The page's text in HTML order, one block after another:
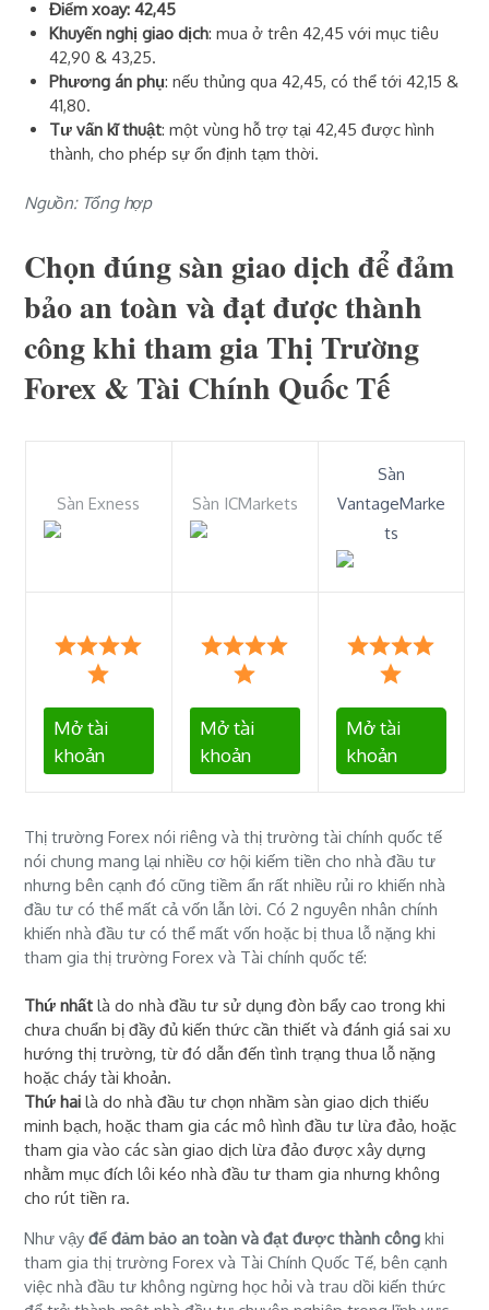
Điểm xoay: 42,45
Khuyến nghị giao dịch: mua ở trên 42,45 với mục tiêu
42,90 & 43,25.
Phương án phụ: nếu thủng qua 42,45, có thể tới 42,15 &
41,80.
Tư vấn kĩ thuật: một vùng hỗ trợ tại 42,45 được hình
thành, cho phép sự ổn định tạm thời.
Nguồn: Tổng hợp
Chọn đúng sàn giao dịch để đảm
bảo an toàn và đạt được thành
công khi tham gia Thị Trường
Forex & Tài Chính Quốc Tế
Sàn Exness Sàn ICMarkets
Sàn
VantageMarke
ts
Mở tài
khoản
Mở tài
khoản
Mở tài
khoản
Thị trường Forex nói riêng và thị trường tài chính quốc tế
nói chung mang lại nhiều cơ hội kiếm tiền cho nhà đầu tư
nhưng bên cạnh đó cũng tiềm ẩn rất nhiều rủi ro khiến nhà
đầu tư có thể mất cả vốn lẫn lời. Có 2 nguyên nhân chính
khiến nhà đầu tư có thể mất vốn hoặc bị thua lỗ nặng khi
tham gia thị trường Forex và Tài chính quốc tế:
Thứ nhất là do nhà đầu tư sử dụng đòn bẩy cao trong khi
chưa chuẩn bị đầy đủ kiến thức cần thiết và đánh giá sai xu
hướng thị trường, từ đó dẫn đến tình trạng thua lỗ nặng
hoặc cháy tài khoản.
Thứ hai là do nhà đầu tư chọn nhầm sàn giao dịch thiếu
minh bạch, hoặc tham gia các mô hình đầu tư lừa đảo, hoặc
tham gia vào các sàn giao dịch lừa đảo được xây dựng
nhằm mục đích lôi kéo nhà đầu tư tham gia nhưng không
cho rút tiền ra.
Như vậyđể đảm bảo an toàn và đạt được thành công khi
tham gia thị trường Forex và Tài Chính Quốc Tế, bên cạnh
việc nhà đầu tư không ngừng học hỏi và trau dồi kiến thức